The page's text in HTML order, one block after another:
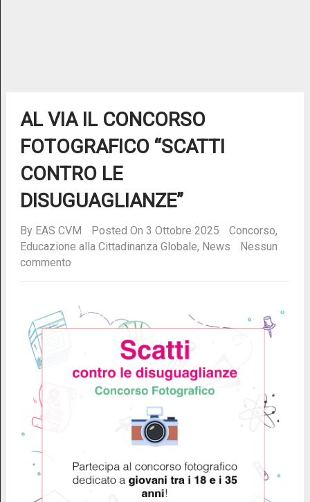
AL VIA IL CONCORSO
FOTOGRAFICO “SCATTI
CONTRO LE
DISUGUAGLIANZE”
By EAS CVM Posted On 3 Ottobre 2025 Concorso,
Educazione alla Cittadinanza Globale, News
Nessun
commento